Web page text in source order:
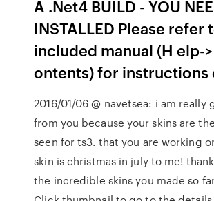
A .Net4 BUILD - YOU
INSTALLED Please refer
included manual (H elp-
ontents) for instructions
2016/01/06 @ navetsea: i am really
from you because your skins are
seen for ts3. that you are working
skin is christmas in july to me!
the incredible skins you made so